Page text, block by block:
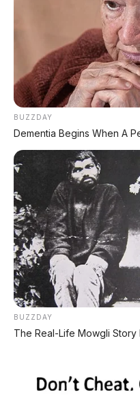
⚡ Spesifikasi
dan Bertenaga
Mesin Bensin:1.5L
BUZZDAY
Dementia Begins When A
BUZZDAY
The Real-Life Mowgli